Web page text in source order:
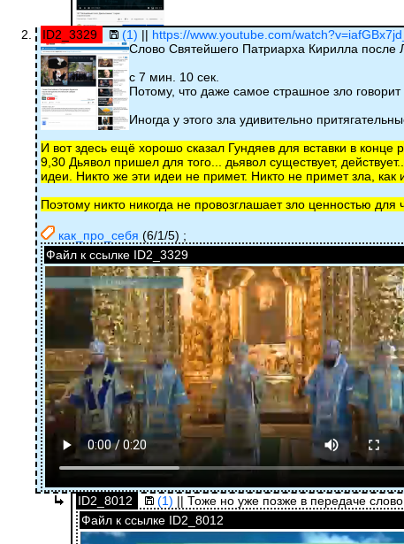
ID2_3329 (1) || https://www.youtube.com/
Слово Святейшего Патриарха Кирилла после
с 7 мин. 10 сек.
Потому, что даже самое страшное зло
Иногда у этого зла удивительно
И вот здесь ещё хорошо сказал Гундяев для вставки в конце
9,30 Дьявол пришел для того... дьявол существует,
идеи. Никто же эти идеи не примет. Никто не примет зла, как
Поэтому никто никогда не провозглашает зло ценностью
как_про_себя (6/1/5) ;
Файл к ссылке ID2_3329
ID2_8012 (1) || Тоже но уже позже в передаче
Файл к ссылке ID2_8012